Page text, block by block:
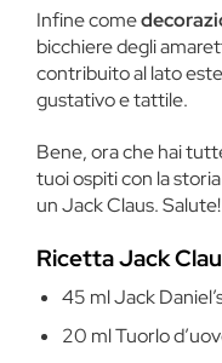
Infine come
bicchiere degli
contribuito al lato
gustativo e tattile.
Bene, ora che hai
tuoi ospiti con la
un Jack Claus. Salute!
Ricetta Jack
45 ml Jack
20 ml Tuorlo